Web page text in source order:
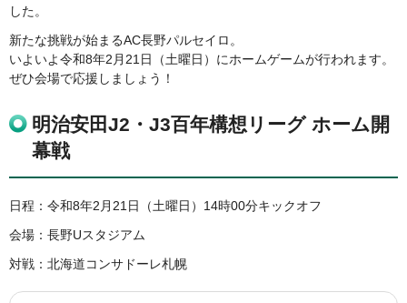
した。
新たな挑戦が始まるAC長野パルセイロ。
いよいよ令和8年2月21日（土曜日）にホームゲームが行われます。
ぜひ会場で応援しましょう！
明治安田J2・J3百年構想リーグ ホーム開
幕戦
日程：令和8年2月21日（土曜日）14時00分キックオフ
会場：長野Uスタジアム
対戦：北海道コンサドーレ札幌